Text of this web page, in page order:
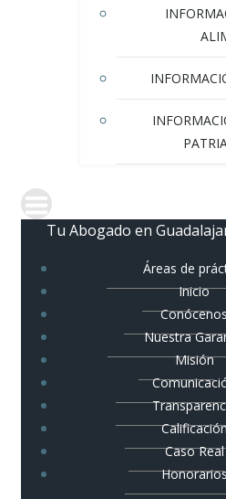
Tu Abogado en
Áreas de
Inicio
Conócenos
Nuestra
Misión
Caso Real
Honorarios